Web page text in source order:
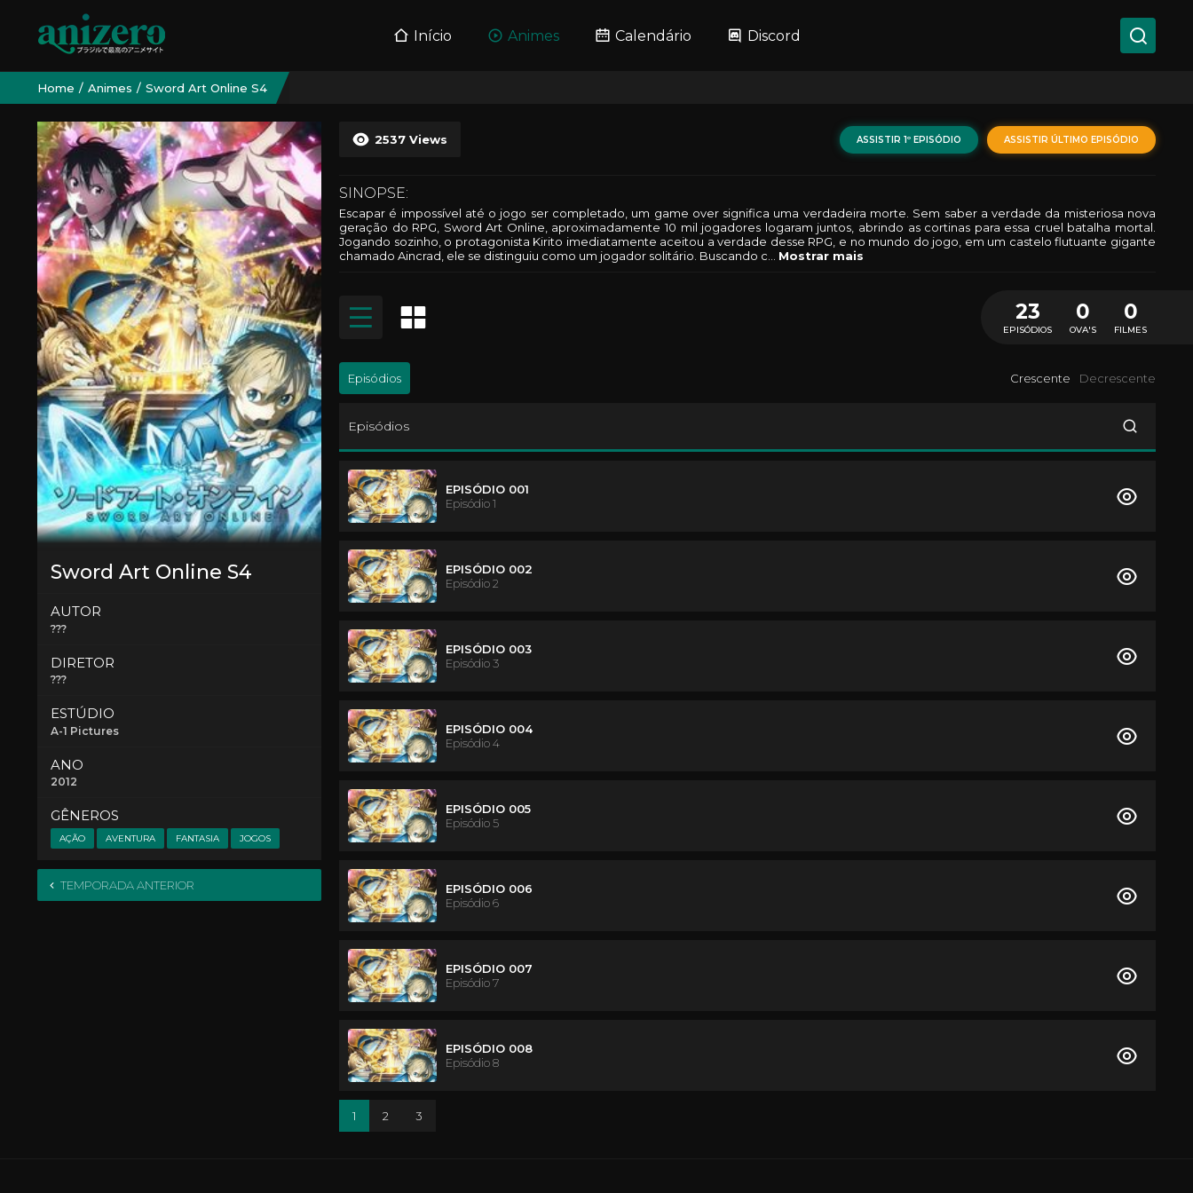
Início Animes Calendário Discord
Home Animes Sword Art Online S4
Sword Art Online S4
AUTOR
???
DIRETOR
???
ESTÚDIO
A-1 Pictures
ANO
2012
GÊNEROS
AÇÃO AVENTURA FANTASIA JOGOS
TEMPORADA ANTERIOR
2537 Views ASSISTIR 1º EPISÓDIO ASSISTIR ÚLTIMO EPISÓDIO
SINOPSE:
Escapar é impossível até o jogo ser completado, um game over significa uma verdadeira morte. Sem saber a verdade da misteriosa nova
geração do RPG, Sword Art Online, aproximadamente 10 mil jogadores logaram juntos, abrindo as cortinas para essa cruel batalha mortal.
Jogando sozinho, o protagonista Kirito imediatamente aceitou a verdade desse RPG, e no mundo do jogo, em um castelo flutuante gigante
chamado Aincrad, ele se distinguiu como um jogador solitário. Buscando c
Mostrar mais
23
EPISÓDIOS
0
OVA'S
0
FILMES
Episódios Crescente Decrescente
Episódios
EPISÓDIO 001
Episódio 1
EPISÓDIO 002
Episódio 2
EPISÓDIO 003
Episódio 3
EPISÓDIO 004
Episódio 4
EPISÓDIO 005
Episódio 5
EPISÓDIO 006
Episódio 6
EPISÓDIO 007
Episódio 7
EPISÓDIO 008
Episódio 8
1 2 3